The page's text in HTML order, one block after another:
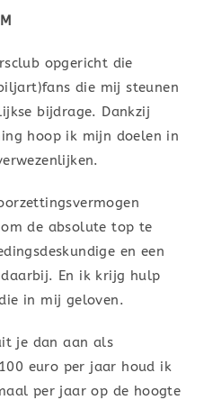
opgericht die
die mij steunen
bijdrage. Dankzij
hoop ik mijn doelen in
de absolute top te
en een
En ik krijg hulp
in mij geloven.
je dan aan als
euro per jaar houd ik
per jaar op de hoogte